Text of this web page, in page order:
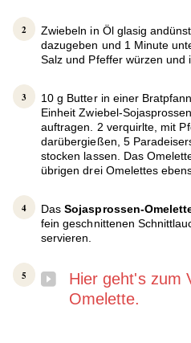
Zwiebeln in Öl glasig
dazugeben und 1 Minute
Salz und Pfeffer würzen und
10 g Butter in einer
Einheit Zwiebel-
auftragen. 2 verquirlte, mit
darübergießen, 5
stocken lassen. Das
übrigen drei Omelettes
DasSojasprossen-
fein geschnittenen
servieren.
Hier geht's zum
Omelette.